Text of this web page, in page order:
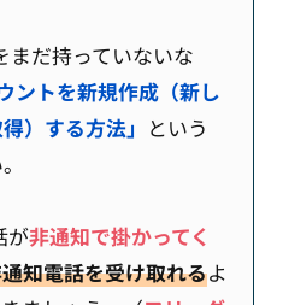
だ持っていないな
ントを新規作成（新し
）する方法」 という
が非通知で掛かってく
知電話を受け取れるよ